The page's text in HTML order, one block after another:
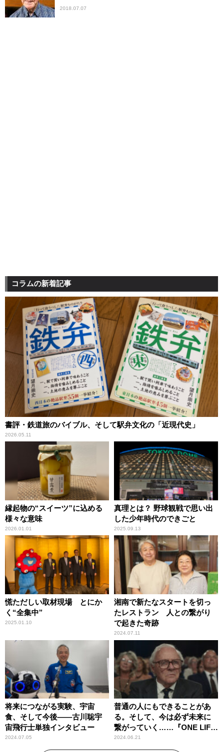
2018.07.07
コラムの新着記事
書評・鉄道旅のバイブル、そして駅弁文化の「近現代史」
2026.05.11
縁起物の“スイーツ”に込める
様々な意味
2026.01.01
真理とは？ 野球観戦で思い出
した少年時代のできごと
2025.09.13
慌ただしい取材現場 とにか
く“全集中”
2025.01.10
湘南で新たなスタートを切っ
たレストラン 人との繋がり
で起きた奇跡
2024.07.11
将来につながる実験、宇宙
食、そして今後――古川聡宇
宙飛行士単独インタビュー
2024.07.05
普通の人にもできることがあ
る。そして、今は必ず未来に
繋がっていく……『ONE LIFE
奇跡が繋いだ6000の命』
2024.06.21